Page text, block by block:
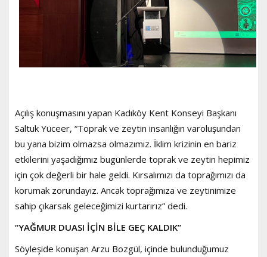
Açılış konuşmasını yapan Kadıköy Kent Konseyi Başkanı
Saltuk Yüceer, “Toprak ve zeytin insanlığın varoluşundan
bu yana bizim olmazsa olmazımız. İklim krizinin en bariz
etkilerini yaşadığımız bugünlerde toprak ve zeytin hepimiz
için çok değerli bir hale geldi. Kırsalımızı da toprağımızı da
korumak zorundayız. Ancak toprağımıza ve zeytinimize
sahip çıkarsak geleceğimizi kurtarırız” dedi.
“YAĞMUR DUASI İÇİN BİLE GEÇ KALDIK”
Söyleşide konuşan Arzu Bozgül, içinde bulunduğumuz